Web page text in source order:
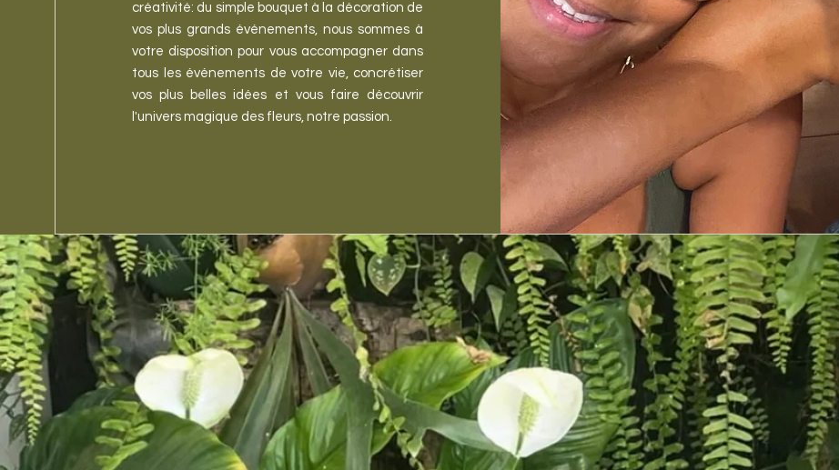
créativité: du simple bouquet à la décoration de
vos plus grands événements, nous sommes à
votre disposition pour vous accompagner dans
tous les événements de votre vie, concrétiser
vos plus belles idées et vous faire découvrir
l'univers magique des fleurs, notre passion.